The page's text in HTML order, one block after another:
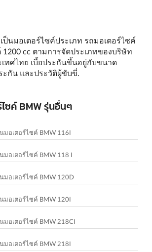
เป็นมอเตอร์ไซค์ประเภท รถมอเตอร์ไซค์
cc ตามการจัดประเภทของบริษัท
ทศไทย เบี้ยประกันขึ้นอยู่กับขนาด
ะกัน และประวัติผู้ขับขี่.
ซค์ BMW รุ่นอื่นๆ
มอเตอร์ไซค์ BMW 116I
มอเตอร์ไซค์ BMW 118 I
มอเตอร์ไซค์ BMW 120D
มอเตอร์ไซค์ BMW 120I
มอเตอร์ไซค์ BMW 218CI
มอเตอร์ไซค์ BMW 218I